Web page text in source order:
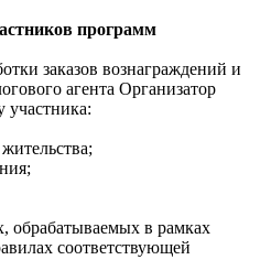
программ
заказов вознаграждений и
агента Организатор
участника:
обрабатываемых в рамках
соответствующей